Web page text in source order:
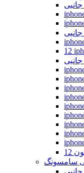
12
سامسونگ